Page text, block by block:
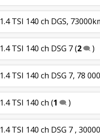
1.4 TSI 140 ch DGS,
1.4 TSI 140 ch DSG 7(2 )
1.4 TSI 140 ch DSG 7, 78
1.4 TSI 140 ch (1 )
1.4 TSI 140 ch DSG 7 ,